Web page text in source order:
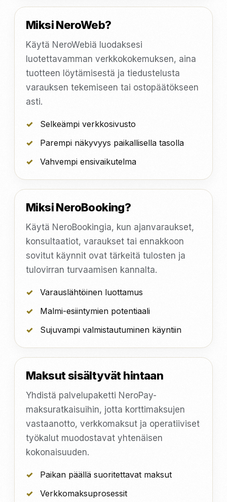
Miksi NeroWeb?
Käytä NeroWebiä luodaksesi
luotettavamman verkkokokemuksen, aina
tuotteen löytämisestä ja tiedustelusta
varauksen tekemiseen tai ostopäätökseen
asti.
Selkeämpi verkkosivusto
Parempi näkyvyys paikallisella tasolla
Vahvempi ensivaikutelma
Miksi NeroBooking?
Käytä NeroBookingia, kun ajanvaraukset,
konsultaatiot, varaukset tai ennakkoon
sovitut käynnit ovat tärkeitä tulosten ja
tulovirran turvaamisen kannalta.
Varauslähtöinen luottamus
Malmi-esiintymien potentiaali
Sujuvampi valmistautuminen käyntiin
Maksut sisältyvät hintaan
Yhdistä palvelupaketti NeroPay-
maksuratkaisuihin, jotta korttimaksujen
vastaanotto, verkkomaksut ja operatiiviset
työkalut muodostavat yhtenäisen
kokonaisuuden.
Paikan päällä suoritettavat maksut
Verkkomaksuprosessit